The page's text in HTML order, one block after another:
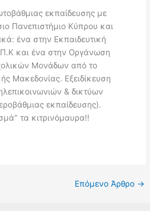
εκπαίδευσης με
Πανεπιστήμιο Κύπρου και
ένα στην Εκπαιδευτική
και ένα στην Οργάνωση
Μονάδων από το
Μακεδονίας. Εξειδίκευση
& δικτύων
εκπαίδευσης).
τα κιτρινόμαυρα!!
Επόμενο Άρθρο →